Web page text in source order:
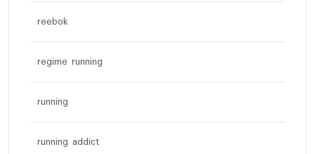
reebok
regime running
running
running addict